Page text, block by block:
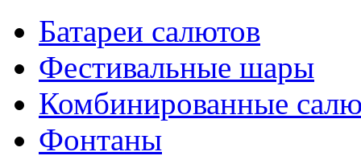
Батареи салютов
Фестивальные шары
Комбиниров­анные
Фонтаны